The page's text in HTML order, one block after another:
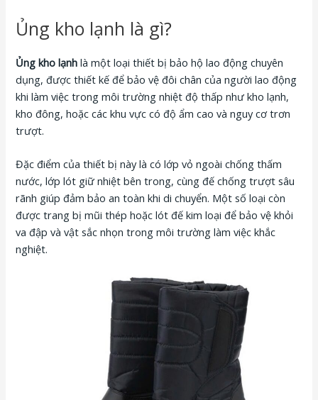
Ủng kho lạnh là gì?
Ủng kho lạnh là một loại thiết bị bảo hộ lao động chuyên
dụng, được thiết kế để bảo vệ đôi chân của người lao động
khi làm việc trong môi trường nhiệt độ thấp như kho lạnh,
kho đông, hoặc các khu vực có độ ẩm cao và nguy cơ trơn
trượt.
Đặc điểm của thiết bị này là có lớp vỏ ngoài chống thấm
nước, lớp lót giữ nhiệt bên trong, cùng đế chống trượt sâu
rãnh giúp đảm bảo an toàn khi di chuyển. Một số loại còn
được trang bị mũi thép hoặc lót đế kim loại để bảo vệ khỏi
va đập và vật sắc nhọn trong môi trường làm việc khắc
nghiệt.